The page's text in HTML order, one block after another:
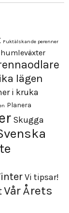
Fuktälskande perenner
lägen
i kruka
Planera
Skugga
Vi tipsar!
VårÅrets